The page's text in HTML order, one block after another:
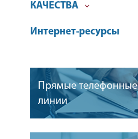
КАЧЕСТВА
Интернет-ресурсы
Прямые телефонные
линии